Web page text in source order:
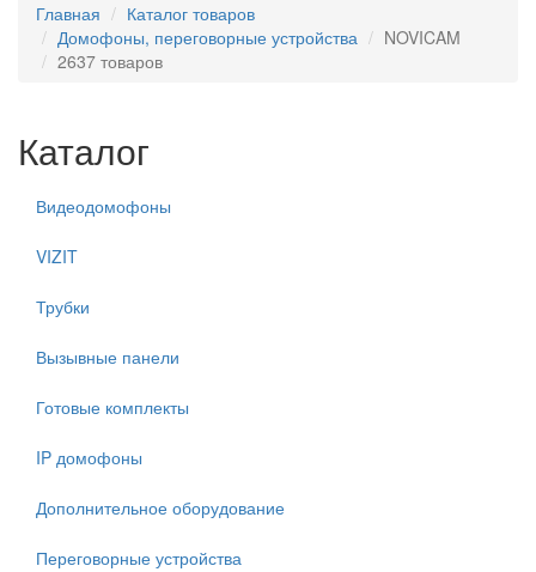
Главная
Каталог товаров
Домофоны, переговорные устройства
NOVICAM
2637 товаров
Каталог
Видеодомофоны
VIZIT
Трубки
Вызывные панели
Готовые комплекты
IP домофоны
Дополнительное оборудование
Переговорные устройства